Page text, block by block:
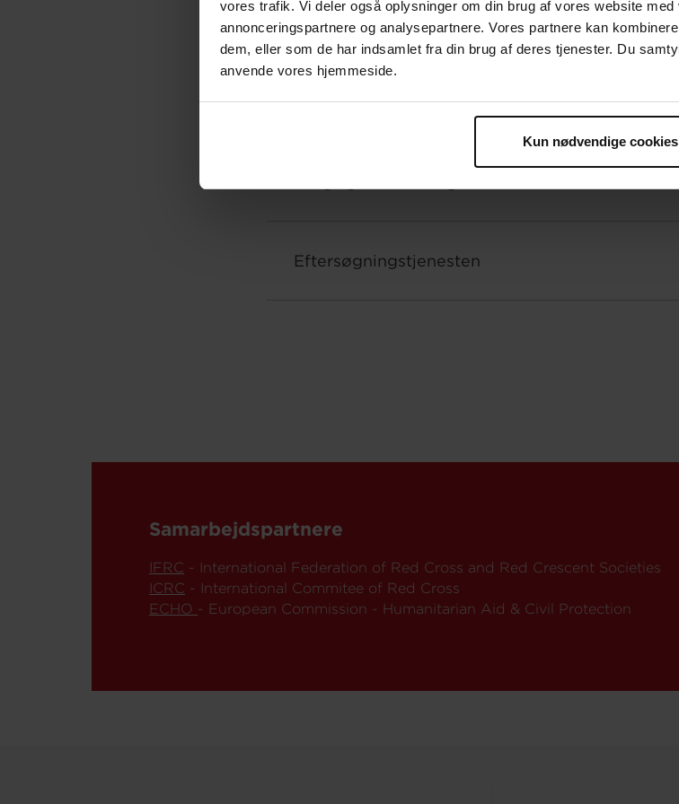
vores trafik. Vi deler også oplysninger om din brug af vores website
annonceringspartnere og analysepartnere. Vores partnere kan
dem, eller som de har indsamlet fra din brug af deres tjenester. Du
anvende vores hjemmeside.
Kun nødvendige cookies
Sådan hjælper vi
Eftersøgningstjenesten
Samarbejdspartnere
IFRC - International Federation of Red Cross and Red Crescent Societies
ICRC - International Commitee of Red Cross
ECHO - European Commission - Humanitarian Aid & Civil Protection